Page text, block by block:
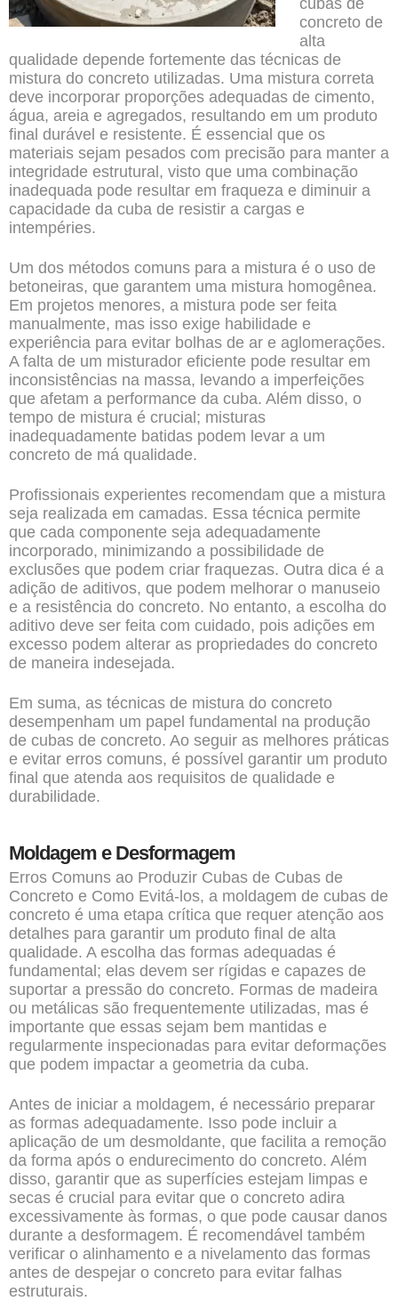
cubas de
concreto de
alta
qualidade depende fortemente das técnicas de
mistura do concreto utilizadas. Uma mistura correta
deve incorporar proporções adequadas de cimento,
água, areia e agregados, resultando em um produto
final durável e resistente. É essencial que os
materiais sejam pesados com precisão para manter a
integridade estrutural, visto que uma combinação
inadequada pode resultar em fraqueza e diminuir a
capacidade da cuba de resistir a cargas e
intempéries.
Um dos métodos comuns para a mistura é o uso de
betoneiras, que garantem uma mistura homogênea.
Em projetos menores, a mistura pode ser feita
manualmente, mas isso exige habilidade e
experiência para evitar bolhas de ar e aglomerações.
A falta de um misturador eficiente pode resultar em
inconsistências na massa, levando a imperfeições
que afetam a performance da cuba. Além disso, o
tempo de mistura é crucial; misturas
inadequadamente batidas podem levar a um
concreto de má qualidade.
Profissionais experientes recomendam que a mistura
seja realizada em camadas. Essa técnica permite
que cada componente seja adequadamente
incorporado, minimizando a possibilidade de
exclusões que podem criar fraquezas. Outra dica é a
adição de aditivos, que podem melhorar o manuseio
e a resistência do concreto. No entanto, a escolha do
aditivo deve ser feita com cuidado, pois adições em
excesso podem alterar as propriedades do concreto
de maneira indesejada.
Em suma, as técnicas de mistura do concreto
desempenham um papel fundamental na produção
de cubas de concreto. Ao seguir as melhores práticas
e evitar erros comuns, é possível garantir um produto
final que atenda aos requisitos de qualidade e
durabilidade.
Moldagem e Desformagem
Erros Comuns ao Produzir Cubas de Cubas de
Concreto e Como Evitá-los, a moldagem de cubas de
concreto é uma etapa crítica que requer atenção aos
detalhes para garantir um produto final de alta
qualidade. A escolha das formas adequadas é
fundamental; elas devem ser rígidas e capazes de
suportar a pressão do concreto. Formas de madeira
ou metálicas são frequentemente utilizadas, mas é
importante que essas sejam bem mantidas e
regularmente inspecionadas para evitar deformações
que podem impactar a geometria da cuba.
Antes de iniciar a moldagem, é necessário preparar
as formas adequadamente. Isso pode incluir a
aplicação de um desmoldante, que facilita a remoção
da forma após o endurecimento do concreto. Além
disso, garantir que as superfícies estejam limpas e
secas é crucial para evitar que o concreto adira
excessivamente às formas, o que pode causar danos
durante a desformagem. É recomendável também
verificar o alinhamento e a nivelamento das formas
antes de despejar o concreto para evitar falhas
estruturais.